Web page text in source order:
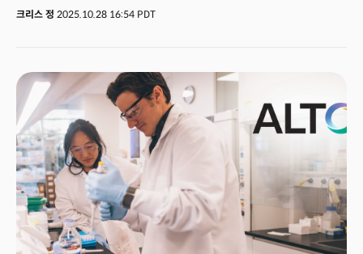
수년 전에 예측하고 유방암 진단에서 전문의 수준에 도달했으며 희귀암의
크리스 정 2025.10.28 16:54 PDT